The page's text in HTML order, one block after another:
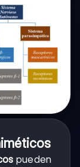
pueden